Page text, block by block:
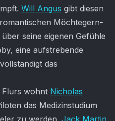
Will Angus gibt diesen
Möchtegern-
seine eigenen Gefühle
eine aufstrebende
das
Flurs wohnt Nicholas
das Medizinstudium
zu werden. Jack Martin